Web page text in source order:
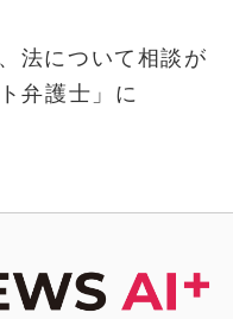
法について相談が
弁護士」に